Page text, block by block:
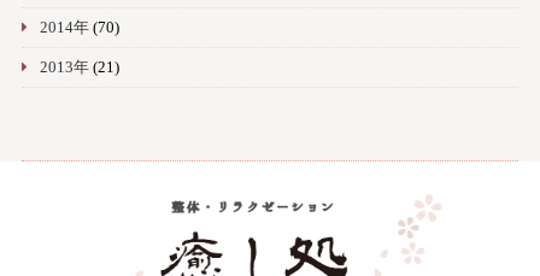
2014年(70)
2013年(21)